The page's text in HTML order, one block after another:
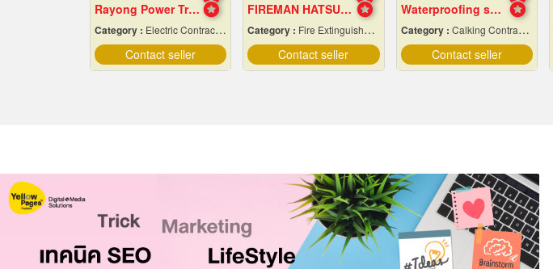
Rayong Power Transmission
Category : Electric Contractors-Industrial & Residential
Contact seller
FIREMAN HATSUTA Dry chemical fire extinguisher
Category : Fire Extinguishers & Equipment
Contact seller
Waterproofing system service
Category : Calking Contractors
Contact seller